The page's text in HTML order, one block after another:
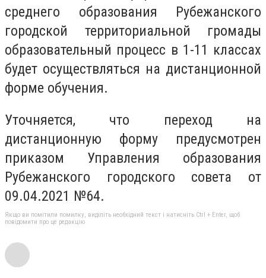
среднего образования Рубежанского
городской территориальной громады
образовательный процесс в 1-11 классах
будет осуществляться на дистанционной
форме обучения.
Уточняется, что переход на
дистанционную форму предусмотрен
приказом Управления образования
Рубежанского городского совета от
09.04.2021 №64.
Якщо ви помітили помилку, виділіть необхідний текст і натисніть Ctrl + Enter, щоб
повідомити про це редакцію